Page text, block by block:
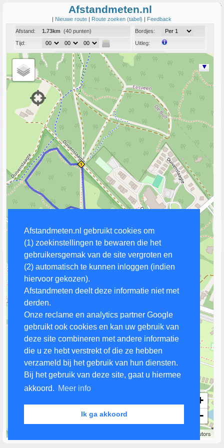
Afstandmeten.nl gebruikt cookies om
(1) zoekinstellingen te bewaren die het
gebruikersgemak van de site vergroten en
(2) automatisch te kunnen inloggen (indien
hiervoor gekozen).
Afstandmeten deelt deze informatie niet met
derden.
Onze reclame en analytics partner Google
gebruikt ook cookies en kan uw gebruik van
deze site combineren met andere informatie
die u ze hebt verstrekt of die ze hebben
verzameld bij het gebruik van hun diensten.
Bij het gebruik van deze site, gaat u hiermee
akkoord. Meer info
Ik ga akkoord
Afstandmeten.nl
| Nieuwe route | Route zoeken (tabel) | Feedback
Afstand:
1.73km (40 punten)
Tijd:
Bordjes:
Uitleg:
Coord:
Info:
Link naar deze route
+
−
contributors